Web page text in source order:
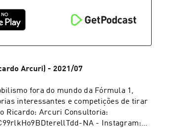
Arcuri) - 2021/07
fora do mundo da Fórmula 1,
interessantes e competições de tirar
Ricardo: Arcuri Consultoria:
NA - Instagram: